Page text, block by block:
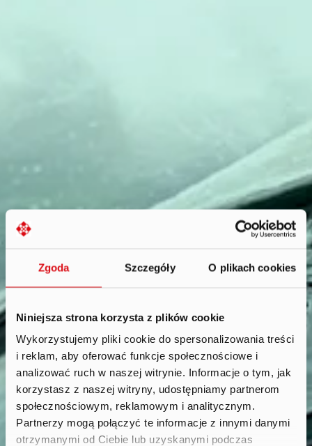
Zgoda Szczegóły O plikach cookies
Niniejsza strona korzysta z plików cookie
Wykorzystujemy pliki cookie do spersonalizowania treści
i reklam, aby oferować funkcje społecznościowe i
analizować ruch w naszej witrynie. Informacje o tym, jak
korzystasz z naszej witryny, udostępniamy partnerom
społecznościowym, reklamowym i analitycznym.
Partnerzy mogą połączyć te informacje z innymi danymi
otrzymanymi od Ciebie lub uzyskanymi podczas
Reports.